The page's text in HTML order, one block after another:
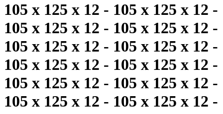
105 x 125 x 12 - 105 x 125 x 12 -
105 x 125 x 12 - 105 x 125 x 12 -
105 x 125 x 12 - 105 x 125 x 12 -
105 x 125 x 12 - 105 x 125 x 12 -
105 x 125 x 12 - 105 x 125 x 12 -
105 x 125 x 12 - 105 x 125 x 12 -